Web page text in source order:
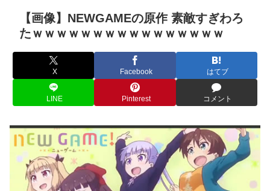
【画像】NEWGAMEの原作 素敵すぎわろ
たｗｗｗｗｗｗｗｗｗｗｗｗｗｗｗｗ
X Facebook はてブ
LINE Pinterest コメント